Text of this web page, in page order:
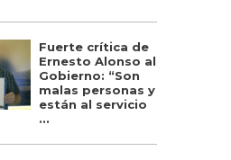
Fuerte crítica de
Ernesto Alonso al
Gobierno: “Son
malas personas y
están al servicio
...